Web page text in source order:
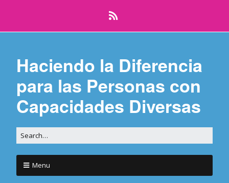
Haciendo la Diferencia
para las Personas con
Capacidades Diversas
Menu